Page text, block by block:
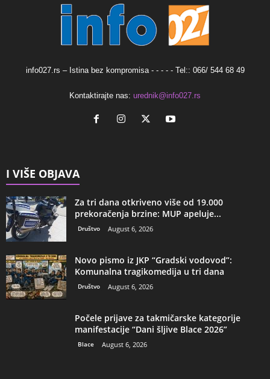
info027.rs – Istina bez kompromisa - - - - - Tel:: 066/ 544 68 49
Kontaktirajte nas: urednik@info027.rs
I VIŠE OBJAVA
Za tri dana otkriveno više od 19.000
prekoračenja brzine: MUP apeluje...
Društvo August 6, 2026
Novo pismo iz JKP “Gradski vodovod”:
Komunalna tragikomedija u tri dana
Društvo August 6, 2026
Počele prijave za takmičarske kategorije
manifestacije “Dani šljive Blace 2026”
Blace August 6, 2026